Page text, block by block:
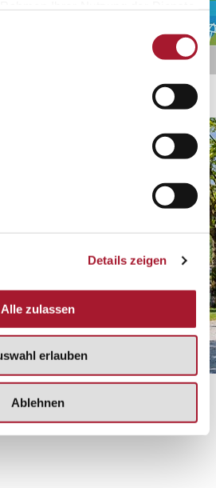
Details zeigen
Alle zulassen
erlauben
Ablehnen
Fahrrad